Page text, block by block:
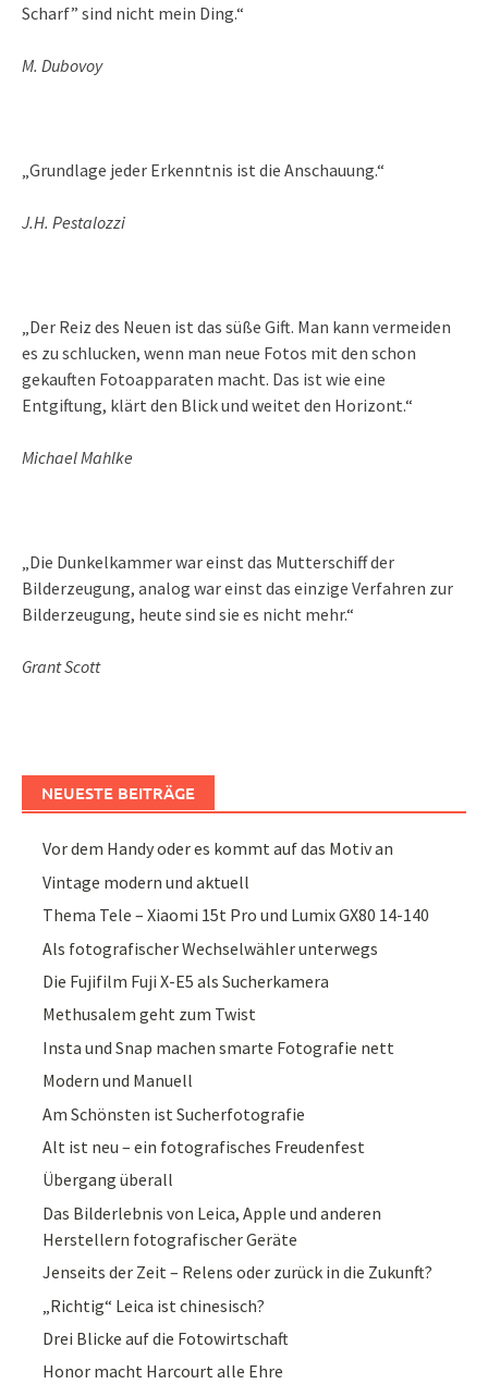
Scharf” sind nicht mein Ding.“
M. Dubovoy
„Grundlage jeder Erkenntnis ist die Anschauung.“
J.H. Pestalozzi
„Der Reiz des Neuen ist das süße Gift. Man kann vermeiden
es zu schlucken, wenn man neue Fotos mit den schon
gekauften Fotoapparaten macht. Das ist wie eine
Entgiftung, klärt den Blick und weitet den Horizont.“
Michael Mahlke
„Die Dunkelkammer war einst das Mutterschiff der
Bilderzeugung, analog war einst das einzige Verfahren zur
Bilderzeugung, heute sind sie es nicht mehr.“
Grant Scott
NEUESTE BEITRÄGE
Vor dem Handy oder es kommt auf das Motiv an
Vintage modern und aktuell
Thema Tele – Xiaomi 15t Pro und Lumix GX80 14-140
Als fotografischer Wechselwähler unterwegs
Die Fujifilm Fuji X-E5 als Sucherkamera
Methusalem geht zum Twist
Insta und Snap machen smarte Fotografie nett
Modern und Manuell
Am Schönsten ist Sucherfotografie
Alt ist neu – ein fotografisches Freudenfest
Übergang überall
Das Bilderlebnis von Leica, Apple und anderen
Herstellern fotografischer Geräte
Jenseits der Zeit – Relens oder zurück in die Zukunft?
„Richtig“ Leica ist chinesisch?
Drei Blicke auf die Fotowirtschaft
Honor macht Harcourt alle Ehre